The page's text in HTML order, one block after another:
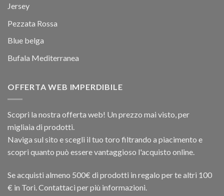
Jersey
Pezzata Rossa
Blue belga
Bufala Mediterranea
OFFERTA WEB IMPERDIBILE
Scopri la nostra offerta web! Un prezzo mai visto, per
migliaia di prodotti.
Naviga sul sito e scegli il tuo toro filtrando a piacimento e
scopri quanto può essere vantaggioso l'acquisto online.
Se acquisti almeno 500€ di prodotti in regalo per te altri 100
€ in Tori. Contattaci per più informazioni.